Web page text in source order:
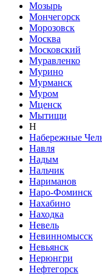
Мозырь
Мончегорск
Морозовск
Москва
Московский
Муравленко
Мурино
Мурманск
Муром
Мценск
Мытищи
Н
Набережные
Навля
Надым
Нальчик
Нариманов
Наро-Фоминск
Нахабино
Находка
Невель
Невинномысск
Невьянск
Нерюнгри
Нефтегорск